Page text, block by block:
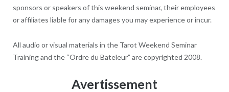
sponsors or speakers of this weekend seminar, their employees
or affiliates liable for any damages you may experience or incur.
All audio or visual materials in the Tarot Weekend Seminar
Training and the “Ordre du Bateleur” are copyrighted 2008.
Avertissement